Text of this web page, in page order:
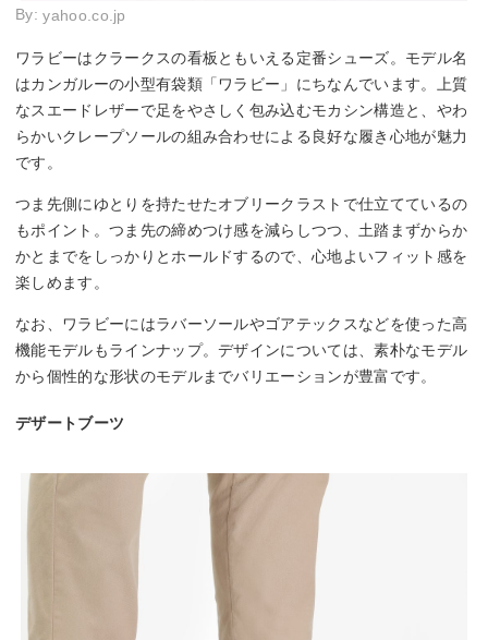
By:yahoo.co.jp
ワラビーはクラークスの看板ともいえる定番シューズ。モデル名
はカンガルーの小型有袋類「ワラビー」にちなんでいます。上質
なスエードレザーで足をやさしく包み込むモカシン構造と、やわ
らかいクレープソールの組み合わせによる良好な履き心地が魅力
です。
つま先側にゆとりを持たせたオブリークラストで仕立てているの
もポイント。つま先の締めつけ感を減らしつつ、土踏まずからか
かとまでをしっかりとホールドするので、心地よいフィット感を
楽しめます。
なお、ワラビーにはラバーソールやゴアテックスなどを使った高
機能モデルもラインナップ。デザインについては、素朴なモデル
から個性的な形状のモデルまでバリエーションが豊富です。
デザートブーツ